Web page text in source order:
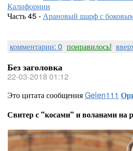
Калифорнии
Часть 45 -Арановый шарф с
комментарии: 0 понравилось!
Без заголовка
22-03-2018 01:12
Это цитата сообщенияGelen111
Свитер с "косами" и воланами на